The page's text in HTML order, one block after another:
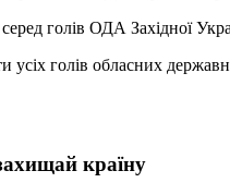
голів ОДА Західної
усіх голів обласних
країну